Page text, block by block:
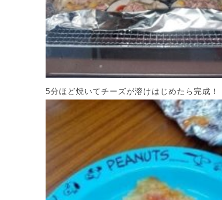
5分ほど焼いてチーズが溶けはじめたら完成